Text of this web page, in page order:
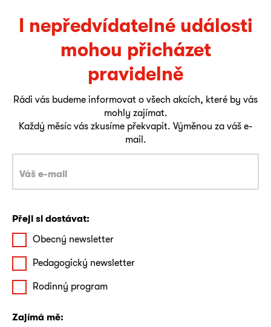
I nepředvídatelné události
mohou přicházet
pravidelně
Rádi vás budeme informovat o všech akcích, které by vás
mohly zajímat.
Každý měsíc vás zkusíme překvapit. Výměnou za váš e-
mail.
Přeji si dostávat:
Obecný newsletter
Pedagogický newsletter
Rodinný program
Zajímá mě: